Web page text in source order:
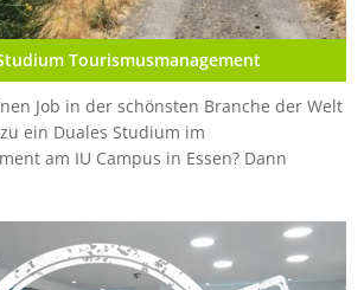
Tourismusmanagement
Job in der schönsten Branche der Welt
ein Duales Studium im
am IU Campus in Essen? Dann